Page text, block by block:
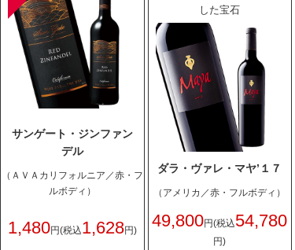
サンゲート・ジンファン
デル
（ＡＶＡカリフォルニア／赤・フ
ルボディ）
1,480円(税込1,628円)
した宝石
ダラ・ヴァレ・マヤ’１７
（アメリカ／赤・フルボディ）
49,800円(税込54,780
円)